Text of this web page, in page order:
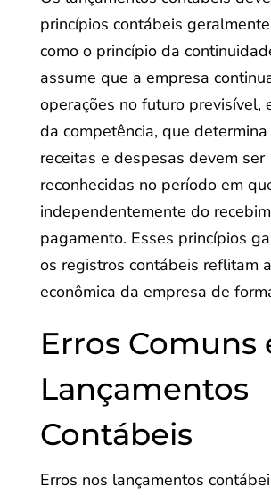
princípios contábeis
como o princípio da
assume que a empresa
operações no futuro previsível,
da competência, que
receitas e despesas devem ser
reconhecidas no período em
independentemente do
pagamento. Esses princípios
os registros contábeis reflitam
econômica da empresa de
Erros Comuns
Lançamentos
Contábeis
Erros nos lançamentos